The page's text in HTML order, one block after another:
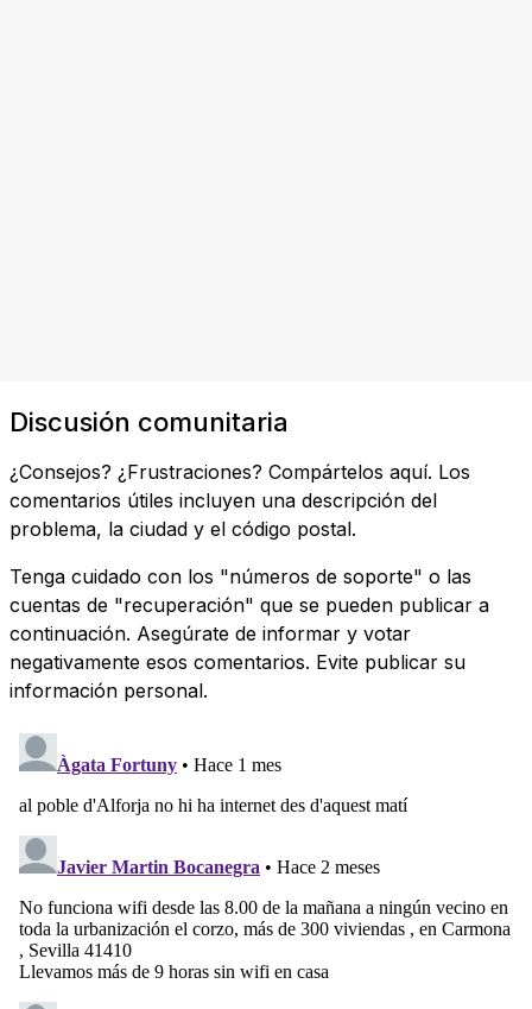
Discusión comunitaria
¿Consejos? ¿Frustraciones? Compártelos aquí. Los
comentarios útiles incluyen una descripción del
problema, la ciudad y el código postal.
Tenga cuidado con los "números de soporte" o las
cuentas de "recuperación" que se pueden publicar a
continuación. Asegúrate de informar y votar
negativamente esos comentarios. Evite publicar su
información personal.